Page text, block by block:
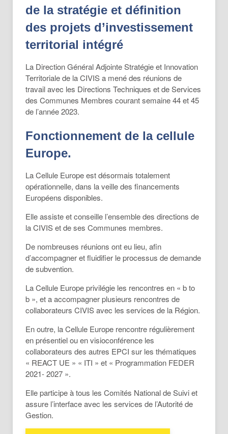
de la stratégie et définition
des projets d’investissement
territorial intégré
La Direction Général Adjointe Stratégie et Innovation
Territoriale de la CIVIS a mené des réunions de
travail avec les Directions Techniques et de Services
des Communes Membres courant semaine 44 et 45
de l’année 2023.
Fonctionnement de la cellule
Europe.
La Cellule Europe est désormais totalement
opérationnelle, dans la veille des financements
Européens disponibles.
Elle assiste et conseille l’ensemble des directions de
la CIVIS et de ses Communes membres.
De nombreuses réunions ont eu lieu, afin
d’accompagner et fluidifier le processus de demande
de subvention.
La Cellule Europe privilégie les rencontres en « b to
b », et a accompagner plusieurs rencontres de
collaborateurs CIVIS avec les services de la Région.
En outre, la Cellule Europe rencontre régulièrement
en présentiel ou en visioconférence les
collaborateurs des autres EPCI sur les thématiques
« REACT UE » « ITI » et « Programmation FEDER
2021- 2027 ».
Elle participe à tous les Comités National de Suivi et
assure l’interface avec les services de l’Autorité de
Gestion.